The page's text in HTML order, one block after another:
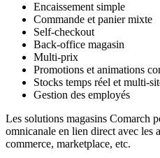
Encaissement simple
Commande et panier mixte
Self-checkout
Back-office magasin
Multi-prix
Promotions et animations
Stocks temps réel et multi-
Gestion des employés
Les solutions magasins Comarch
omnicanale en lien direct avec les
commerce, marketplace, etc.